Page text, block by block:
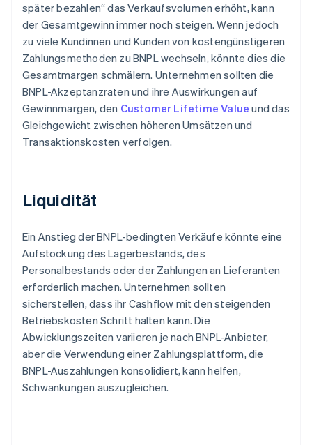
später bezahlen“ das Verkaufsvolumen erhöht, kann
der Gesamtgewinn immer noch steigen. Wenn jedoch
zu viele Kundinnen und Kunden von kostengünstigeren
Zahlungsmethoden zu BNPL wechseln, könnte dies die
Gesamtmargen schmälern. Unternehmen sollten die
BNPL-Akzeptanzraten und ihre Auswirkungen auf
Gewinnmargen, den Customer Lifetime Value und das
Gleichgewicht zwischen höheren Umsätzen und
Transaktionskosten verfolgen.
Liquidität
Ein Anstieg der BNPL-bedingten Verkäufe könnte eine
Aufstockung des Lagerbestands, des
Personalbestands oder der Zahlungen an Lieferanten
erforderlich machen. Unternehmen sollten
sicherstellen, dass ihr Cashflow mit den steigenden
Betriebskosten Schritt halten kann. Die
Abwicklungszeiten variieren je nach BNPL-Anbieter,
aber die Verwendung einer Zahlungsplattform, die
BNPL-Auszahlungen konsolidiert, kann helfen,
Schwankungen auszugleichen.